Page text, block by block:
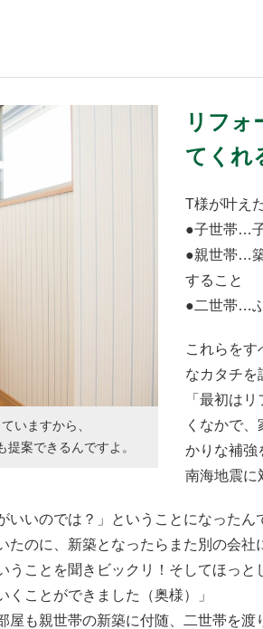
いますから、
案できるんですよ。
リフォ
てくれ
T様が叶え
●子世帯…
●親世帯…
すること
●二世帯…
これらをす
なカタチを
「最初は
くなかで
かりな補強
南海地震に
いいのでは？」ということになった
たのに、新築となったらまた別の会
ことを聞きビックリ！そしてほっ
ことができました（奥様）」
も親世帯の新築に付随、二世帯を